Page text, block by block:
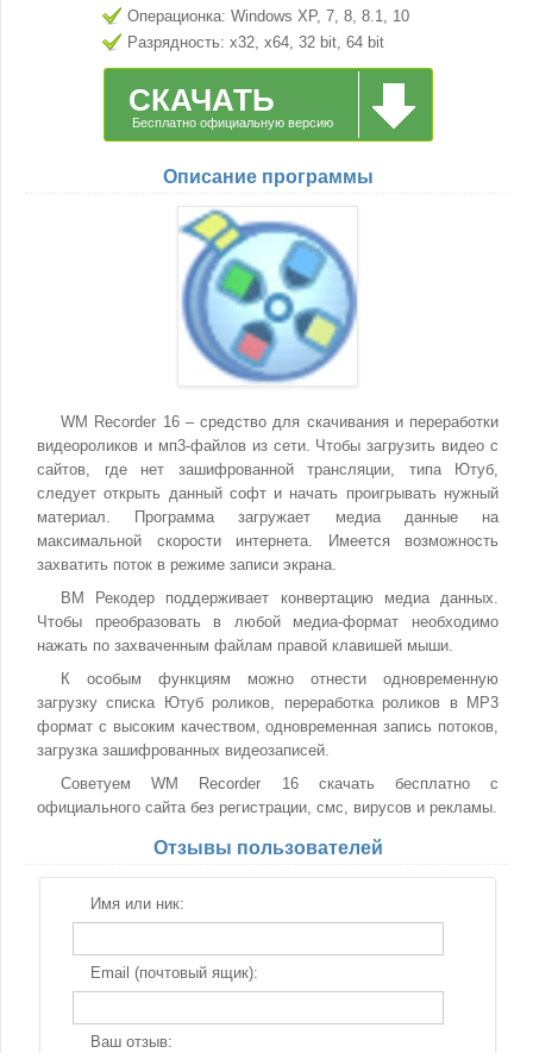
Операционка: Windows XP, 7, 8, 8.1, 10
Разрядность: x32, x64, 32 bit, 64 bit
СКАЧАТЬ
Бесплатно официальную версию
Описание программы
WM Recorder 16 – средство для скачивания и переработки
видеороликов и мп3-файлов из сети. Чтобы загрузить видео с
сайтов, где нет зашифрованной трансляции, типа Ютуб,
следует открыть данный софт и начать проигрывать нужный
материал. Программа загружает медиа данные на
максимальной скорости интернета. Имеется возможность
захватить поток в режиме записи экрана.
ВМ Рекодер поддерживает конвертацию медиа данных.
Чтобы преобразовать в любой медиа-формат необходимо
нажать по захваченным файлам правой клавишей мыши.
К особым функциям можно отнести одновременную
загрузку списка Ютуб роликов, переработка роликов в MP3
формат с высоким качеством, одновременная запись потоков,
загрузка зашифрованных видеозаписей.
Советуем WM Recorder 16 скачать бесплатно с
официального сайта без регистрации, смс, вирусов и рекламы.
Отзывы пользователей
Имя или ник:
Email (почтовый ящик):
Ваш отзыв: